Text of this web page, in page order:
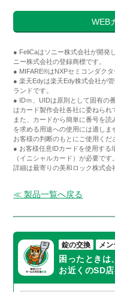
WEB
● FeliCaはソニー株式会社が開発
ニー株式会社の登録商標です。
● MIFARE®はNXPセミコンダクタ
● 楽天Edyは楽天Edy株式会社が
ランドです。
● IDｍ、UIDは原則として固有の
はカード製作会社各社に委ねられ
また、カードから簡単に番号を
を求める用途への使用には適しま
お客様の判断のもとにご使用くだ
● お客様任意IDカードを使用する
（イニシャルカード）が必要です。
詳細は最寄りの美和ロック株式会
≪ 製品一覧へ戻る
錠の交換 メ
困ったときは
お近くのSD店